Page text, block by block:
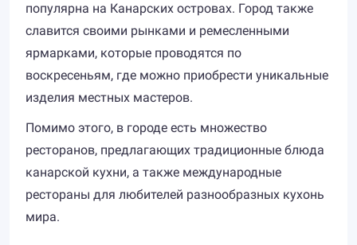
популярна на Канарских островах. Город также
славится своими рынками и ремесленными
ярмарками, которые проводятся по
воскресеньям, где можно приобрести уникальные
изделия местных мастеров.
Помимо этого, в городе есть множество
ресторанов, предлагающих традиционные блюда
канарской кухни, а также международные
рестораны для любителей разнообразных кухонь
мира.